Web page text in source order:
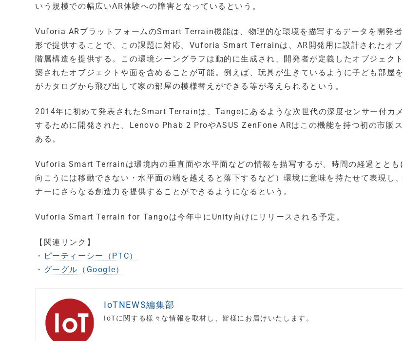
いう規模での幅広いAR体験への障害となっているという。
Vuforia ARプラットフォームのSmart Terrain機能は、物理的な環境を描写するデータを開発者
形で提供することで、この課題に対応。Vuforia Smart Terrainは、AR開発用に設計されたオ
階層構造を提供する。この環境シーングラフは動的に生成され、開発者が定義したオブジェク
築されたオブジェクトや面を含めることが可能。例えば、玩具が生きているように子ども部屋
がカタログから飛び出して家の部屋の模様替えができる等が考えられるという。
2014年に初めて発表されたSmart Terrainは、Tangoにあるような次世代の深度センサー付カ
するために開発された。Lenovo Phab 2 ProやASUS ZenFone ARはこの機能を持つ初の市販
ある。
Vuforia Smart Terrainは環境内の垂直面や水平面などの情報を描写するが、時間の経過ととも
向こうには移動できない・水平面の端を越えると落下するなど）環境に意味を持たせて表現し
ナーにさらなる創造力を提供することができるようになるという。
Vuforia Smart Terrain for Tangoは今年中にUnity向けにリリースされる予定。
【関連リンク】
・ ピーティーシー（PTC）
・ グーグル（Google）
IoTNEWS編集部
IoTに関する様々な情報を取材し、皆様にお届けいたします。